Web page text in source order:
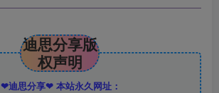
迪思分享版
权声明
❤迪思分享❤ 本站永久网址：